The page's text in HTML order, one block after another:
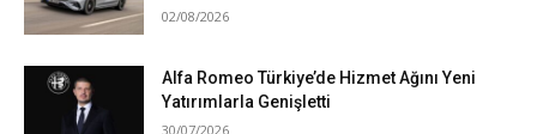
02/08/2026
Alfa Romeo Türkiye’de Hizmet Ağını Yeni
Yatırımlarla Genişletti
30/07/2026